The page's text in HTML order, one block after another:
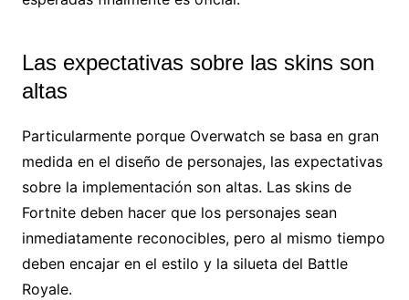
Las expectativas sobre las skins son
altas
Particularmente porque Overwatch se basa en gran
medida en el diseño de personajes, las expectativas
sobre la implementación son altas. Las skins de
Fortnite deben hacer que los personajes sean
inmediatamente reconocibles, pero al mismo tiempo
deben encajar en el estilo y la silueta del Battle
Royale.